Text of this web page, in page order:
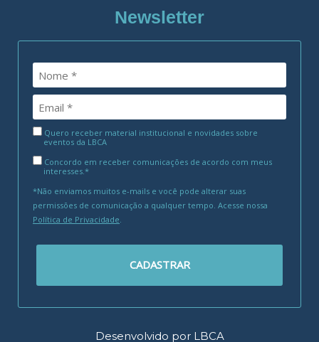
Newsletter
Quero receber material institucional e novidades sobre
eventos da LBCA
Concordo em receber comunicações de acordo com meus
interesses.*
*Não enviamos muitos e-mails e você pode alterar suas
permissões de comunicação a qualquer tempo. Acesse nossa
Política de Privacidade
CADASTRAR
Desenvolvido por LBCA